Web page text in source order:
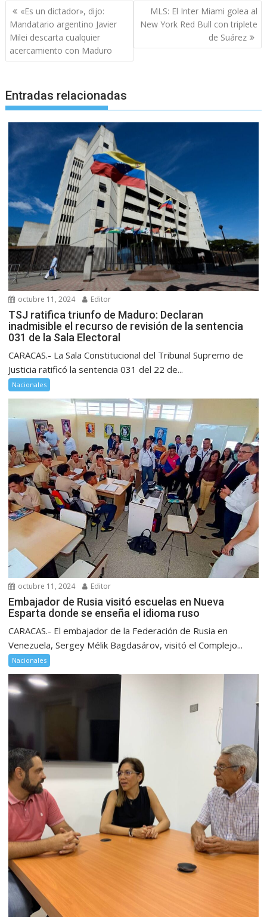
Navegación
de
entradas
«Es un dictador», dijo:
Mandatario argentino Javier
Milei descarta cualquier
acercamiento con Maduro
MLS: El Inter Miami golea al
New York Red Bull con triplete
de Suárez
Entradas relacionadas
octubre 11, 2024 Editor
TSJ ratifica triunfo de Maduro: Declaran
inadmisible el recurso de revisión de la sentencia
031 de la Sala Electoral
CARACAS.- La Sala Constitucional del Tribunal Supremo de
Justicia ratificó la sentencia 031 del 22 de...
Nacionales
octubre 11, 2024 Editor
Embajador de Rusia visitó escuelas en Nueva
Esparta donde se enseña el idioma ruso
CARACAS.- El embajador de la Federación de Rusia en
Venezuela, Sergey Mélik Bagdasárov, visitó el Complejo...
Nacionales